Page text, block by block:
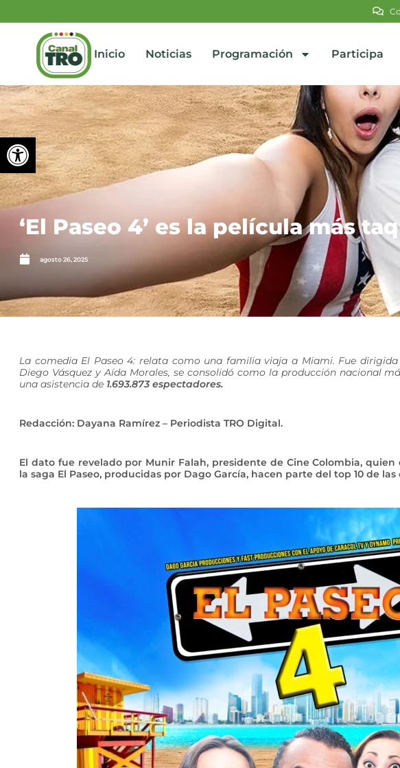
Abrir barra de herramientas
Inicio Noticias Programación Participa
‘El Paseo 4’ es la película más
agosto 26, 2025
La comedia El Paseo 4: relata como una familia viaja a Miami. Fue
Diego Vásquez y Aída Morales, se consolidó como la producción nacional
una asistencia de 1.693.873 espectadores.
Redacción: Dayana Ramírez – Periodista TRO Digital.
El dato fue revelado por Munir Falah, presidente de Cine Colombia,
la saga El Paseo, producidas por Dago García, hacen parte del top 10 de